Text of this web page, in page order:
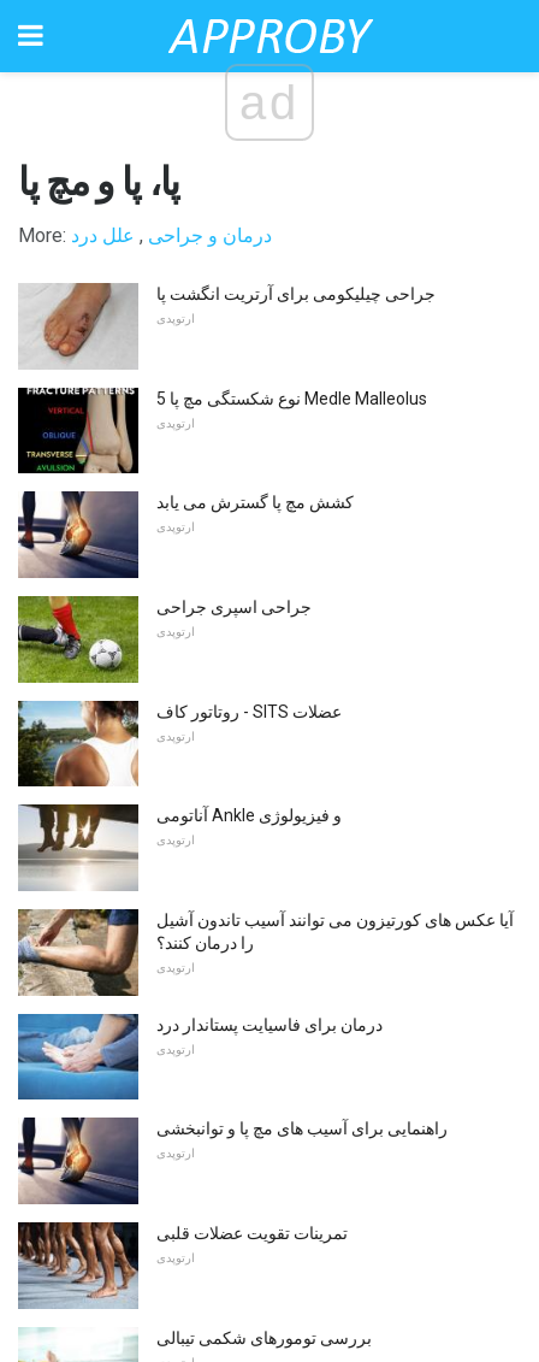
ad
پا، پا و مچ پا
More: درمان و جراحی , علل درد
جراحی چیلیکومی برای آرتریت انگشت پا
ارتوپدی
5 نوع شکستگی مچ پا Medle Malleolus
ارتوپدی
کشش مچ پا گسترش می یابد
ارتوپدی
جراحی اسپری جراحی
ارتوپدی
روتاتور کاف - SITS عضلات
ارتوپدی
آناتومی Ankle و فیزیولوژی
ارتوپدی
آیا عکس های کورتیزون می توانند آسیب تاندون آشیل
را درمان کنند؟
ارتوپدی
درمان برای فاسیایت پستاندار درد
ارتوپدی
راهنمایی برای آسیب های مچ پا و توانبخشی
ارتوپدی
تمرینات تقویت عضلات قلبی
ارتوپدی
بررسی تومورهای شکمی تیبالی